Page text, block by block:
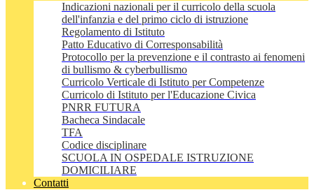
Indicazioni nazionali per il curricolo della scuola
dell'infanzia e del primo ciclo di istruzione
Regolamento di Istituto
Patto Educativo di Corresponsabilità
Protocollo per la prevenzione e il contrasto ai fenomeni
di bullismo & cyberbullismo
Curricolo Verticale di Istituto per Competenze
Curricolo di Istituto per l'Educazione Civica
PNRR FUTURA
Bacheca Sindacale
TFA
Codice disciplinare
SCUOLA IN OSPEDALE ISTRUZIONE
DOMICILIARE
Contatti